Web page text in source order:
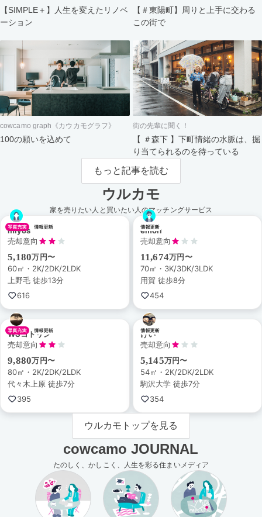
【SIMPLE＋】人生を変えたリノベ
ーション
【＃東陽町】周りと上手に交わる
この街で
cowcamo graph《カウカモグラフ》
100の願いを込めて
街の先輩に聞く！
【 ＃森下 】下町情緒の水脈は、掘
り当てられるのを待っている
もっと記事を読む
ウルカモ
家を売りたい人と買いたい人のマッチングサービス
miyos
売却意向
5,180万円〜
60㎡・2K/2DK/2LDK
上野毛 徒歩13分
616
emori
売却意向
11,674万円〜
70㎡・3K/3DK/3LDK
用賀 徒歩8分
454
WSコトリン
売却意向
9,880万円〜
80㎡・2K/2DK/2LDK
代々木上原 徒歩7分
395
けい
売却意向
5,145万円〜
54㎡・2K/2DK/2LDK
駒沢大学 徒歩7分
354
ウルカモトップを見る
cowcamo JOURNAL
たのしく、かしこく、人生を彩る住まいメディア